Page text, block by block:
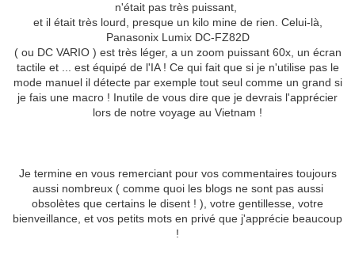
n'était pas très puissant,
et il était très lourd, presque un kilo mine de rien. Celui-là,
Panasonix Lumix DC-FZ82D
( ou DC VARIO ) est très léger, a un zoom puissant 60x, un écran
tactile et ... est équipé de l'IA ! Ce qui fait que si je n'utilise pas le
mode manuel il détecte par exemple tout seul comme un grand si
je fais une macro ! Inutile de vous dire que je devrais l'apprécier
lors de notre voyage au Vietnam !
Je termine en vous remerciant pour vos commentaires toujours
aussi nombreux ( comme quoi les blogs ne sont pas aussi
obsolètes que certains le disent ! ), votre gentillesse, votre
bienveillance, et vos petits mots en privé que j'apprécie beaucoup
!